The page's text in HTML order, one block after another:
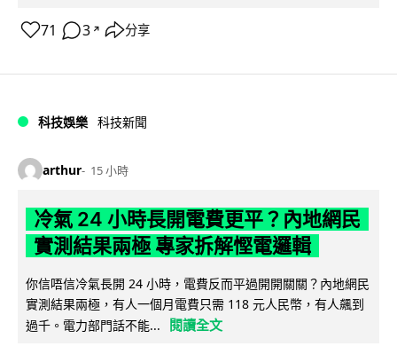
71 3 ↗ 分享
科技娛樂 科技新聞
arthur 15 小時
冷氣 24 小時長開電費更平？內地網民
實測結果兩極 專家拆解慳電邏輯
你信唔信冷氣長開 24 小時，電費反而平過開開關關？內地網民
實測結果兩極，有人一個月電費只需 118 元人民幣，有人飆到
過千。電力部門話不能...
閱讀全文